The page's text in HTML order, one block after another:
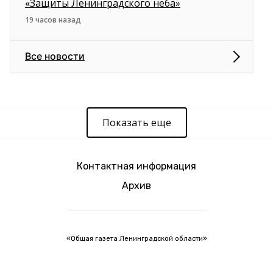
«Защиты Ленинградского неба»
19 часов назад
Все новости
Показать еще
Контактная информация
Архив
«Общая газета Ленинградской области»